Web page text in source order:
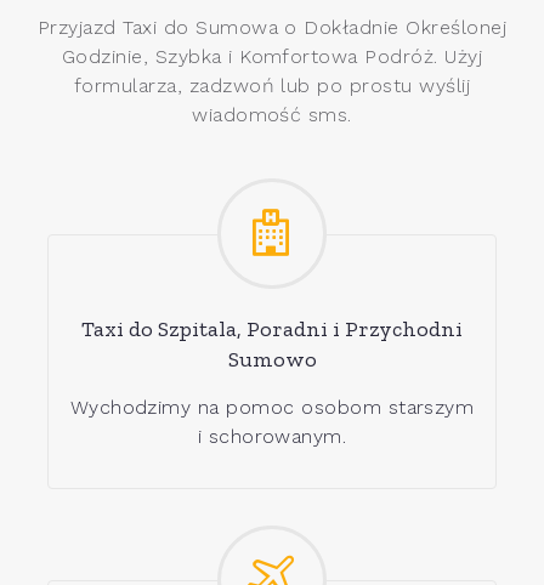
Przyjazd Taxi do Sumowa o Dokładnie Określonej
Godzinie, Szybka i Komfortowa Podróż. Użyj
formularza, zadzwoń lub po prostu wyślij
wiadomość sms.
Taxi do Szpitala, Poradni i Przychodni
Sumowo
Wychodzimy na pomoc osobom starszym
i schorowanym.